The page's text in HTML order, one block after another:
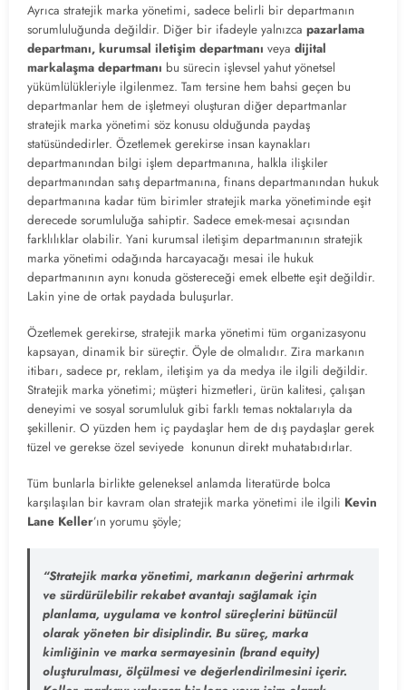
Ayrıca stratejik marka yönetimi, sadece belirli bir departmanın
sorumluluğunda değildir. Diğer bir ifadeyle yalnızca pazarlama
departmanı, kurumsal iletişim departmanı veya dijital
markalaşma departmanı bu sürecin işlevsel yahut yönetsel
yükümlülükleriyle ilgilenmez. Tam tersine hem bahsi geçen bu
departmanlar hem de işletmeyi oluşturan diğer departmanlar
stratejik marka yönetimi söz konusu olduğunda paydaş
statüsündedirler. Özetlemek gerekirse insan kaynakları
departmanından bilgi işlem departmanına, halkla ilişkiler
departmanından satış departmanına, finans departmanından hukuk
departmanına kadar tüm birimler stratejik marka yönetiminde eşit
derecede sorumluluğa sahiptir. Sadece emek-mesai açısından
farklılıklar olabilir. Yani kurumsal iletişim departmanının stratejik
marka yönetimi odağında harcayacağı mesai ile hukuk
departmanının aynı konuda göstereceği emek elbette eşit değildir.
Lakin yine de ortak paydada buluşurlar.
Özetlemek gerekirse, stratejik marka yönetimi tüm organizasyonu
kapsayan, dinamik bir süreçtir. Öyle de olmalıdır. Zira markanın
itibarı, sadece pr, reklam, iletişim ya da medya ile ilgili değildir.
Stratejik marka yönetimi; müşteri hizmetleri, ürün kalitesi, çalışan
deneyimi ve sosyal sorumluluk gibi farklı temas noktalarıyla da
şekillenir. O yüzden hem iç paydaşlar hem de dış paydaşlar gerek
tüzel ve gerekse özel seviyede konunun direkt muhatabıdırlar.
Tüm bunlarla birlikte geleneksel anlamda literatürde bolca
karşılaşılan bir kavram olan stratejik marka yönetimi ile ilgili Kevin
Lane Keller’ın yorumu şöyle;
“Stratejik marka yönetimi, markanın değerini artırmak
ve sürdürülebilir rekabet avantajı sağlamak için
planlama, uygulama ve kontrol süreçlerini bütüncül
olarak yöneten bir disiplindir. Bu süreç, marka
kimliğinin ve marka sermayesinin (brand equity)
oluşturulması, ölçülmesi ve değerlendirilmesini içerir.